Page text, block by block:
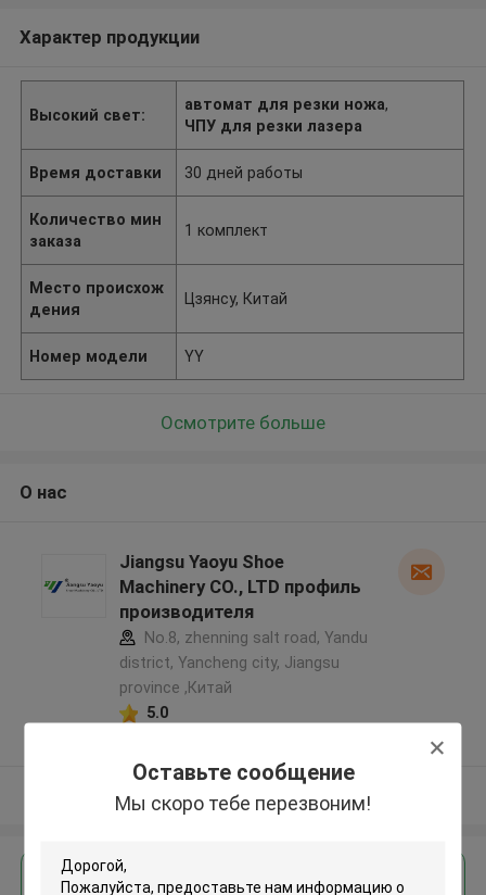
Оставьте сообщение
Мы скоро тебе перезвоним!
Характер продукции
Высокий свет:
автомат для резки ножа,
ЧПУ для резки лазера
Время доставки 30 дней работы
Количество мин
заказа
1 комплект
Место происхож
дения
Цзянсу, Китай
Номер модели YY
Осмотрите больше
О нас
Jiangsu Yaoyu Shoe
Machinery CO., LTD профиль
производителя
No.8, zhenning salt road, Yandu
district, Yancheng city, Jiangsu
province ,Китай
5.0
поставщик
Осмотрите больше
Получить лучшую цену для